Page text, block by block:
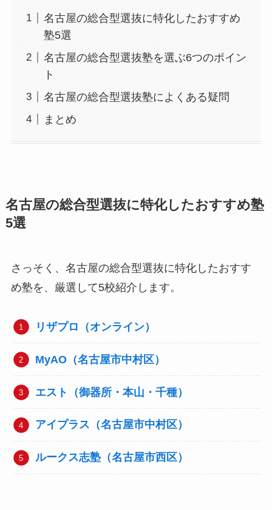
名古屋の総合型選抜に特化したおすすめ
塾5選
名古屋の総合型選抜塾を選ぶ6つのポイン
ト
名古屋の総合型選抜塾によくある疑問
まとめ
名古屋の総合型選抜に特化したおすすめ塾
5選
さっそく、名古屋の総合型選抜に特化したおすす
め塾を、厳選して5校紹介します。
リザプロ（オンライン）
MyAO（名古屋市中村区）
エスト（御器所・本山・千種）
アイプラス（名古屋市中村区）
ルークス志塾（名古屋市西区）